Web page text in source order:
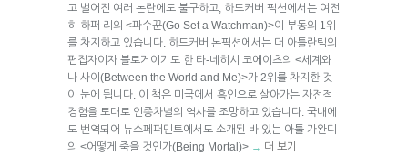
고 벌어진 여러 논란에도 불구하고, 하드커버 픽션에서는 여전
히 하퍼 리의 <파수꾼(Go Set a Watchman)>이 부동의 1위
를 차지하고 있습니다. 하드커버 논픽션에서는 더 아틀란틱의
편집자이자 블로거이기도 한 타-네히시 코에이츠의 <세계와
나 사이(Between the World and Me)>가 2위를 차지한 것
이 눈에 띕니다. 이 책은 미국에서 흑인으로 살아가는 자전적
경험을 토대로 인종차별의 역사를 조망하고 있습니다. 국내에
도 번역되어 뉴스페퍼민트에서도 소개된 바 있는 아툴 가완디
의 <어떻게 죽을 것인가(Being Mortal)> → 더 보기